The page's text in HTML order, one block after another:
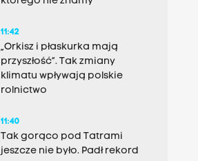
11:42
„Orkisz i płaskurka mają
przyszłość”. Tak zmiany
klimatu wpływają polskie
rolnictwo
11:40
Tak gorąco pod Tatrami
jeszcze nie było. Padł rekord